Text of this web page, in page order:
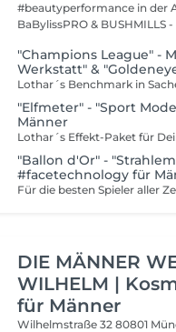
#beautyperformance in der
BaBylissPRO & BUSHMILLS
"Champions League" -
Werkstatt" &
"Elfmeter" - "Sport
Männer
"Ballon d'Or" -
#facetechnology für
DIE MÄNNER
WILHELM |
für Männer
Wilhelmstraße 3280801